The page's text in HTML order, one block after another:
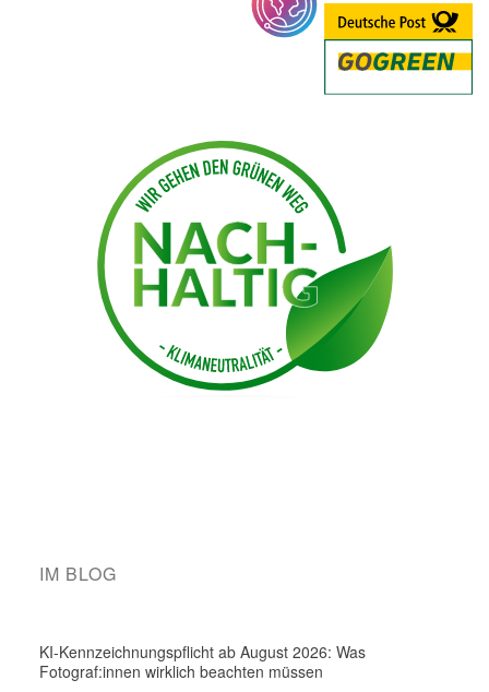
IM BLOG
KI-Kennzeichnungspflicht ab August 2026: Was
Fotograf:innen wirklich beachten müssen